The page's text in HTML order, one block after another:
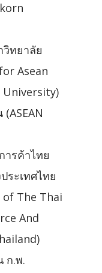
ทยาลัย
Asean
University)
ารค้าไทย
ระเทศไทย
of The Thai
And
ก.พ.